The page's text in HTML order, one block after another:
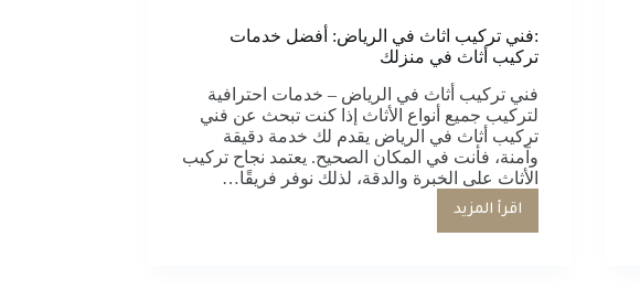
:فني تركيب اثاث في الرياض: أفضل خدمات
تركيب أثاث في منزلك
فني تركيب أثاث في الرياض – خدمات احترافية
لتركيب جميع أنواع الأثاث إذا كنت تبحث عن فني
تركيب أثاث في الرياض يقدم لك خدمة دقيقة
وآمنة، فأنت في المكان الصحيح. يعتمد نجاح تركيب
الأثاث على الخبرة والدقة، لذلك نوفر فريقًا…
اقرأ المزيد
:فني
تركيب